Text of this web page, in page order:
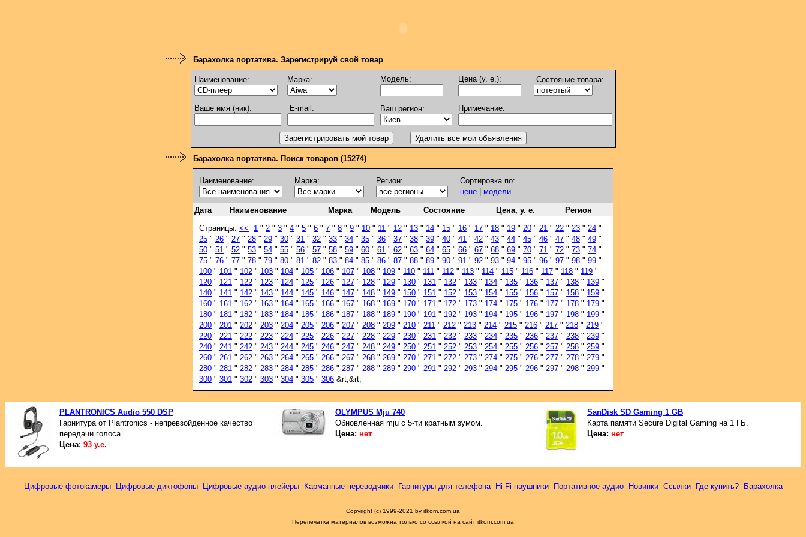
Барахолка портатива. Зарегистрируй свой товар
Наименование: Марка: Модель: Цена (у. е.): Состояние товара:
Ваше имя (ник): E-mail: Ваш регион: Примечание:
Барахолка портатива. Поиск товаров (15274)
Наименование: Марка: Регион:
Сортировка по:
цене
модели
Дата Наименование Марка Модель Состояние Цена, у. е.
Регион
Страницы: << 1 " 2 " 3 " 4 " 5 " 6 " 7 " 8 " 9 " 10 " 11 " 12 " 13 " 14 " 15 " 16 " 17 " 18 " 19 " 20 " 21 " 22 " 23 " 24 "
25 " 26 " 27 " 28 " 29 " 30 " 31 " 32 " 33 " 34 " 35 " 36 " 37 " 38 " 39 " 40 " 41 " 42 " 43 " 44 " 45 " 46 " 47 " 48 " 49 "
50 " 51 " 52 " 53 " 54 " 55 " 56 " 57 " 58 " 59 " 60 " 61 " 62 " 63 " 64 " 65 " 66 " 67 " 68 " 69 " 70 " 71 " 72 " 73 " 74 "
75 " 76 " 77 " 78 " 79 " 80 " 81 " 82 " 83 " 84 " 85 " 86 " 87 " 88 " 89 " 90 " 91 " 92 " 93 " 94 " 95 " 96 " 97 " 98 " 99 "
100 " 101 " 102 " 103 " 104 " 105 " 106 " 107 " 108 " 109 " 110 " 111 " 112 " 113 " 114 " 115 " 116 " 117 " 118 " 119 "
120 " 121 " 122 " 123 " 124 " 125 " 126 " 127 " 128 " 129 " 130 " 131 " 132 " 133 " 134 " 135 " 136 " 137 " 138 " 139 "
140 " 141 " 142 " 143 " 144 " 145 " 146 " 147 " 148 " 149 " 150 " 151 " 152 " 153 " 154 " 155 " 156 " 157 " 158 " 159 "
160 " 161 " 162 " 163 " 164 " 165 " 166 " 167 " 168 " 169 " 170 " 171 " 172 " 173 " 174 " 175 " 176 " 177 " 178 " 179 "
180 " 181 " 182 " 183 " 184 " 185 " 186 " 187 " 188 " 189 " 190 " 191 " 192 " 193 " 194 " 195 " 196 " 197 " 198 " 199 "
200 " 201 " 202 " 203 " 204 " 205 " 206 " 207 " 208 " 209 " 210 " 211 " 212 " 213 " 214 " 215 " 216 " 217 " 218 " 219 "
220 " 221 " 222 " 223 " 224 " 225 " 226 " 227 " 228 " 229 " 230 " 231 " 232 " 233 " 234 " 235 " 236 " 237 " 238 " 239 "
240 " 241 " 242 " 243 " 244 " 245 " 246 " 247 " 248 " 249 " 250 " 251 " 252 " 253 " 254 " 255 " 256 " 257 " 258 " 259 "
260 " 261 " 262 " 263 " 264 " 265 " 266 " 267 " 268 " 269 " 270 " 271 " 272 " 273 " 274 " 275 " 276 " 277 " 278 " 279 "
280 " 281 " 282 " 283 " 284 " 285 " 286 " 287 " 288 " 289 " 290 " 291 " 292 " 293 " 294 " 295 " 296 " 297 " 298 " 299 "
300 " 301 " 302 " 303 " 304 " 305 " 306 &rt;&rt;
PLANTRONICS Audio 550 DSP
Гарнитура от Plantronics - непревзойденное качество
передачи голоса.
Цена: 93 у.е.
OLYMPUS Mju 740
Обновленная mju с 5-ти кратным зумом.
Цена: нет
SanDisk SD Gaming 1 GB
Карта памяти Secure Digital Gaming на 1 ГБ.
Цена: нет
Цифровые фотокамеры Цифровые диктофоны Цифровые аудио плейеры Карманные переводчики Гарнитуры для телефона Hi-Fi наушники Портативное аудио Новинки Ссылки Где купить? Барахолка
Copyright (c) 1999-2021 by itkom.com.ua
Перепечатка материалов возможна только со ссылкой на сайт itkom.com.ua